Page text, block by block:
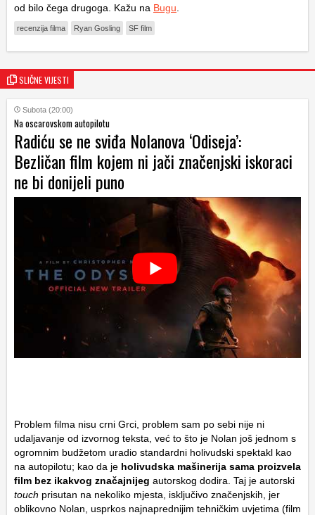
od bilo čega drugoga. Kažu na Bugu
recenzija filma Ryan Gosling SF film
SLIČNE VIJESTI
Subota (20:00)
Na oscarovskom autopilotu
Radiću se ne sviđa Nolanova ‘Odiseja’:
Bezličan film kojem ni jači značenjski iskoraci
ne bi donijeli puno
Problem filma nisu crni Grci, problem sam po sebi nije ni
udaljavanje od izvornog teksta, već to što je Nolan još jednom s
ogromnim budžetom uradio standardni holivudski spektakl kao
na autopilotu; kao da je holivudska mašinerija sama proizvela
film bez ikakvog značajnijeg autorskog dodira. Taj je autorski
touch prisutan na nekoliko mjesta, isključivo značenjskih, jer
oblikovno Nolan, usprkos najnaprednijim tehničkim uvjetima (film